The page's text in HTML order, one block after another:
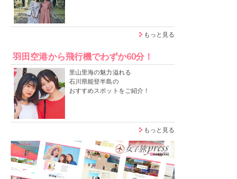
もっと見る
羽田空港から飛行機でわずか60分！
里山里海の魅力溢れる
石川県能登半島の
おすすめスポットをご紹介！
もっと見る